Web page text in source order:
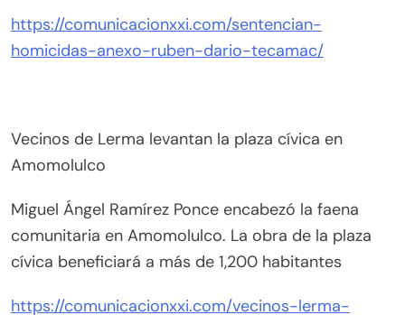
https://comunicacionxxi.com/sentencian-
homicidas-anexo-ruben-dario-tecamac/
Vecinos de Lerma levantan la plaza cívica en
Amomolulco
Miguel Ángel Ramírez Ponce encabezó la faena
comunitaria en Amomolulco. La obra de la plaza
cívica beneficiará a más de 1,200 habitantes
https://comunicacionxxi.com/vecinos-lerma-